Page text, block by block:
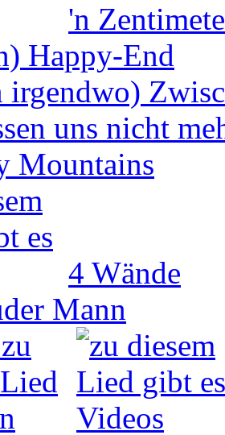
'n
Happy-End
irgendwo)
uns nicht
Mountains
4 Wände
Mann